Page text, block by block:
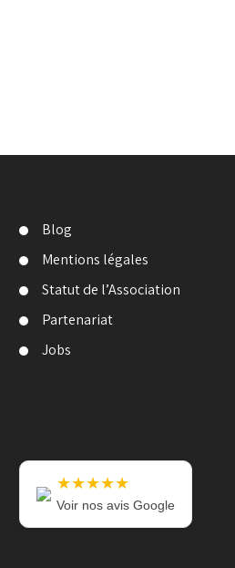
Blog
Mentions légales
Statut de l’Association
Partenariat
Jobs
★★★★★
Voir nos avis Google